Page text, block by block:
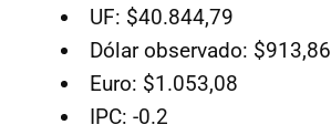
UF: $40.844,79
Dólar observado: $913,86
Euro: $1.053,08
IPC: -0.2